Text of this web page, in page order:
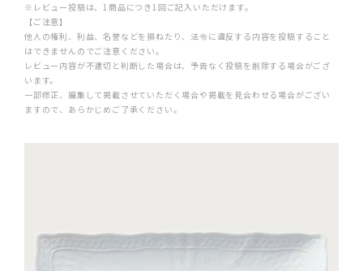
※レビュー投稿は、1商品につき1回ご記入いただけます。
【ご注意】
他人の権利、利益、名誉などを損ねたり、法令に違反する内容を投稿すること
はできませんのでご注意ください。
レビュー内容が不適切と判断した場合は、予告なく投稿を削除する場合がござ
います。
一部修正、編集して掲載させていただく場合や掲載を見合わせる場合がござい
ますので、あらかじめご了承ください。